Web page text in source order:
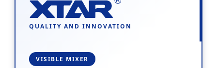
QUALITY AND INNOVATION
VISIBLE MIXER